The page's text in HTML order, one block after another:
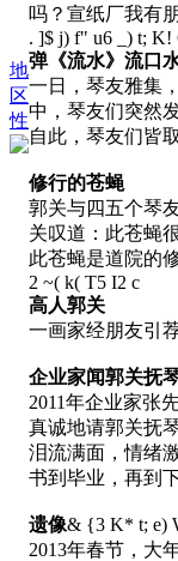
地
区
性
吗？宣纸厂我有
. ]$ j) f" u6 _) t; K!
弹《流水》流口
一日，琴友雅集
中，琴友们突然
自此，琴友们皆
修行的苍蝇
郭关与四五个琴
关叹道：此苍蝇
此苍蝇是道院的
2 ~( k( T5 I2 c
高人郭关
一画家经朋友引
企业家闻郭关抚
2011年企业家张
真诚地请郭关抚
泪流满面，情绪
书到毕业，再到
遗像& {3 K* t; e)
2013年春节，大